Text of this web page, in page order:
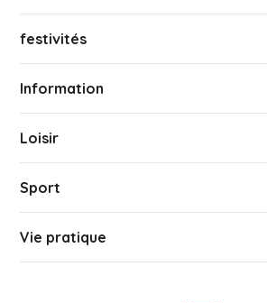
festivités
Information
Loisir
Sport
Vie pratique